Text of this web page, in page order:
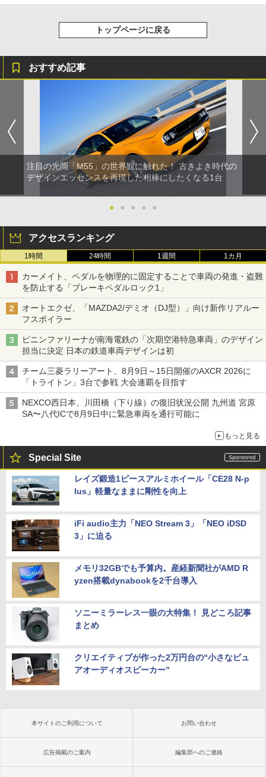
トップページに戻る
おすすめ記事
注目の光岡「M55」の世界観に触れた！ 古きよき時代の
デザインエッセンスを再現した相棒にしたくなる1台
● ● ● ● ●
アクセスランキング
1時間 24時間 1週間 1カ月
カーメイト、ペダルを物理的に固定することで車両の発進・盗難
を防止する「ブレーキペダルロック1」
オートエクゼ、「MAZDA2/デミオ（DJ型）」向け新作リアルー
フスポイラー
ピニンファリーナが南海電鉄の「次期空港特急車両」のデザイン
担当に決定 日本の鉄道車両デザインは初
チーム三菱ラリーアート、8月9日～15日開催のAXCR 2026に
「トライトン」3台で参戦 大会連覇を目指す
NEXCO西日本、川田橋（下り線）の復旧状況公開 九州道 宮原
SA〜八代ICで8月9日中に緊急車両を通行可能に
もっと見る
Special Site
レイズ鍛造1ピースアルミホイール「CE28 N-p
lus」軽量なままに剛性を向上
iFi audio主力「NEO Stream 3」「NEO iDSD
3」に迫る
メモリ32GBでも予算内。産経新聞社がAMD R
yzen搭載dynabookを2千台導入
ソニーミラーレス一眼の大特集！ 見どころ記事
まとめ
クリエイティブが作った2万円台の“小さなピュ
アオーディオスピーカー”
本サイトのご利用について お問い合わせ
広告掲載のご案内 編集部へのご連絡